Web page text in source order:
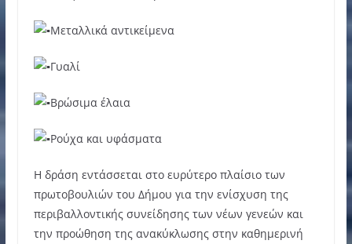
Μεταλλικά αντικείμενα
Γυαλί
Βρώσιμα έλαια
Ρούχα και υφάσματα
Η δράση εντάσσεται στο ευρύτερο πλαίσιο των
πρωτοβουλιών του Δήμου για την ενίσχυση της
περιβαλλοντικής συνείδησης των νέων γενεών και
την προώθηση της ανακύκλωσης στην καθημερινή